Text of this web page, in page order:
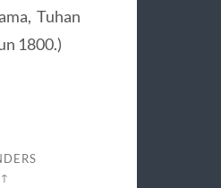
Tuhan
1800.)